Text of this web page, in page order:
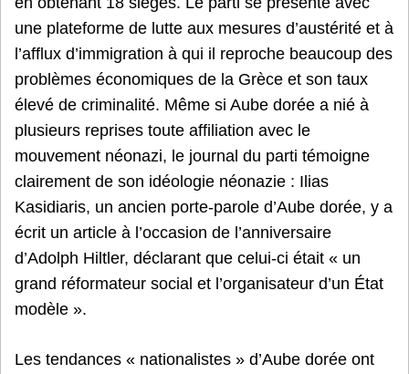
une plateforme de lutte aux mesures d’austérité et à
l’afflux d’immigration à qui il reproche beaucoup des
problèmes économiques de la Grèce et son taux
élevé de criminalité. Même si Aube dorée a nié à
plusieurs reprises toute affiliation avec le
mouvement néonazi, le journal du parti témoigne
clairement de son idéologie néonazie : Ilias
Kasidiaris, un ancien porte-parole d’Aube dorée, y a
écrit un article à l’occasion de l’anniversaire
d’Adolph Hiltler, déclarant que celui-ci était « un
grand réformateur social et l’organisateur d’un État
modèle ».
Les tendances « nationalistes » d’Aube dorée ont